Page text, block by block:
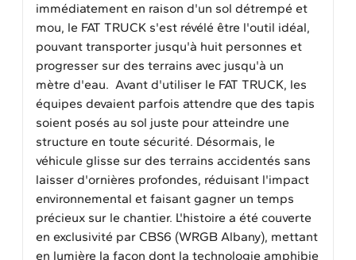
immédiatement en raison d'un sol détrempé et
mou, le FAT TRUCK s'est révélé être l'outil idéal,
pouvant transporter jusqu'à huit personnes et
progresser sur des terrains avec jusqu'à un
mètre d'eau. Avant d'utiliser le FAT TRUCK, les
équipes devaient parfois attendre que des tapis
soient posés au sol juste pour atteindre une
structure en toute sécurité. Désormais, le
véhicule glisse sur des terrains accidentés sans
laisser d'ornières profondes, réduisant l'impact
environnemental et faisant gagner un temps
précieux sur le chantier. L'histoire a été couverte
en exclusivité par CBS6 (WRGB Albany), mettant
en lumière la façon dont la technologie amphibie